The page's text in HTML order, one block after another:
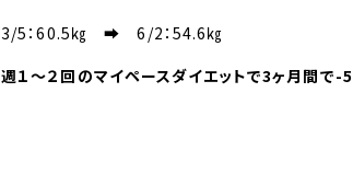
3/5：60.5㎏ ➡ 6/2：54.6㎏
週１～２回のマイペースダイエットで3ヶ月間で-